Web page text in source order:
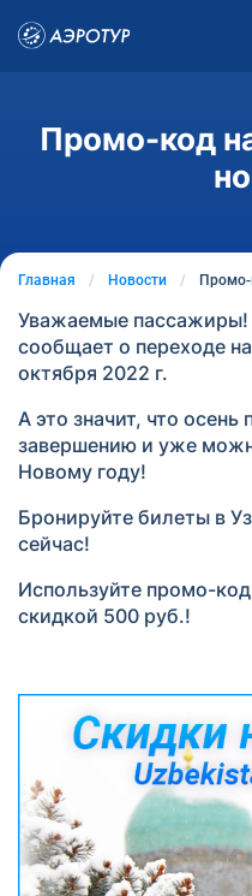
Промо-код
Главная Новости Промо-
Уважаемые пассажиры!
сообщает о переходе
октября 2022 г.
А это значит, что осень
завершению и уже
Новому году!
Бронируйте билеты в
сейчас!
Используйте промо-
скидкой 500 руб.!